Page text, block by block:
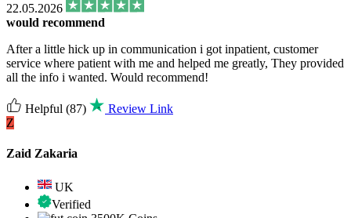
22.05.2026
would recommend
After a little hick up in communication i got inpatient, customer
service where patient with me and helped me greatly, They provided
all the info i wanted. Would recommend!
Helpful (87)
Review Link
Z
Zaid Zakaria
UK
Verified